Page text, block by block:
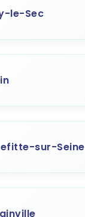
le-Sec
sur-Seine